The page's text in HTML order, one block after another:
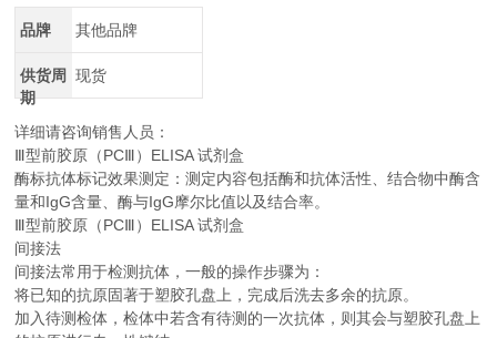
品牌 其他品牌
供货周
期
现货
详细请咨询销售人员：
Ⅲ型前胶原（PCⅢ）ELISA 试剂盒
酶标抗体标记效果测定：测定内容包括酶和抗体活性、结合物中酶含
量和IgG含量、酶与IgG摩尔比值以及结合率。
Ⅲ型前胶原（PCⅢ）ELISA 试剂盒
间接法
间接法常用于检测抗体，一般的操作步骤为：
将已知的抗原固著于塑胶孔盘上，完成后洗去多余的抗原。
加入待测检体，检体中若含有待测的一次抗体，则其会与塑胶孔盘上